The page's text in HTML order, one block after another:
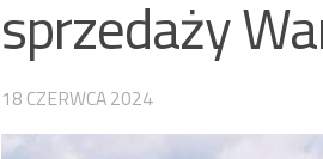
sprzedaży
18 CZERWCA 2024